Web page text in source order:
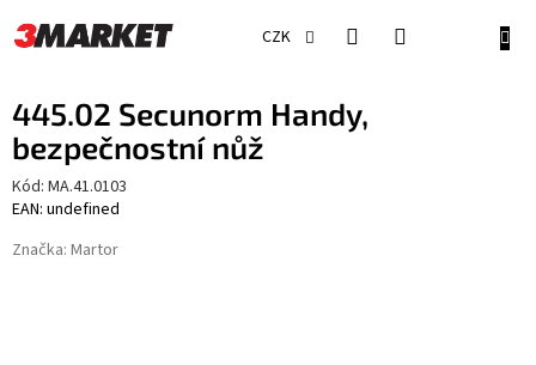
na
obsah
CZK
445.02 Secunorm Handy,
bezpečnostní nůž
Kód: MA.41.0103
EAN: undefined
Značka: Martor